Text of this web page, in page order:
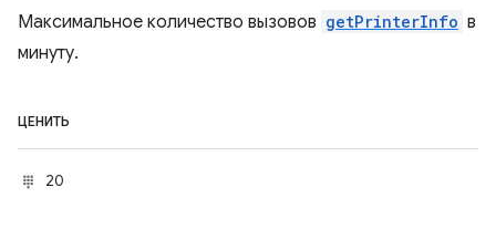
Максимальное количество вызовов getPrinterInfo в
минуту.
ЦЕНИТЬ
20